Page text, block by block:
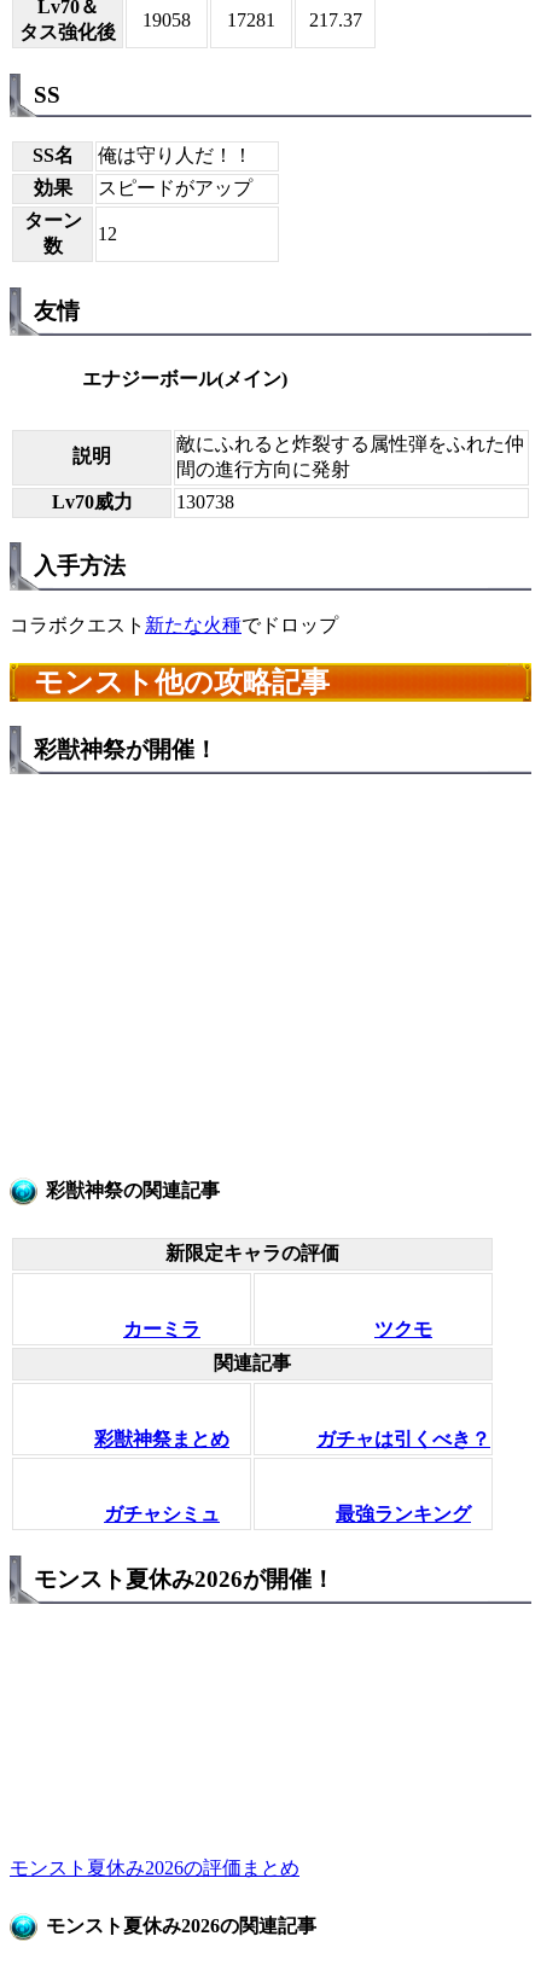
Lv70＆
タス強化後
19058 17281 217.37
SS
SS名
俺は守り人だ！！
効果
スピードがアップ
ターン
数
12
友情
エナジーボール(メイン)
説明
敵にふれると炸裂する属性弾をふれた仲
間の進行方向に発射
Lv70威力
130738
入手方法
コラボクエスト 新たな火種でドロップ
モンスト他の攻略記事
彩獣神祭が開催！
彩獣神祭の関連記事
新限定キャラの評価
カーミラ
ツクモ
関連記事
彩獣神祭まとめ ガチャは引くべき？
ガチャシミュ 最強ランキング
モンスト夏休み2026が開催！
モンスト夏休み2026の評価まとめ
モンスト夏休み2026の関連記事